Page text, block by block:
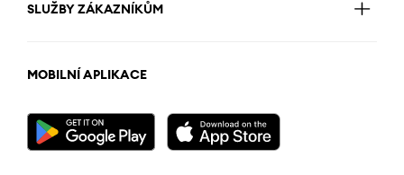
SLUŽBY ZÁKAZNÍKŮM
MOBILNÍ APLIKACE